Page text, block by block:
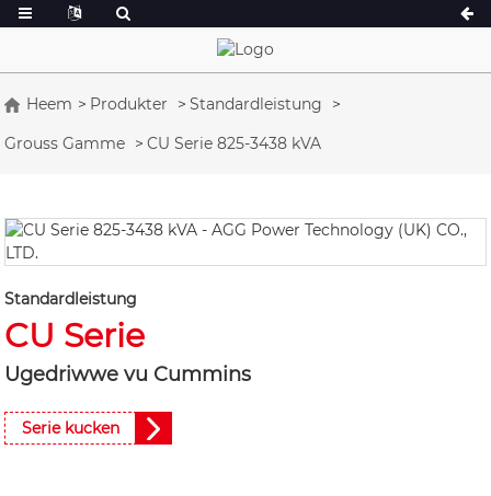
Heem Produkter
Standardleistung
Grouss Gamme
CU Serie 825-3438 kVA
Standardleistung
CU Serie
Ugedriwwe vu Cummins
Serie kucken
A Serie 16,5-150 kVA
P Serie 10-220 kVA
K Sereis 7-49 kVA
V Serie 94-285 kVA
CU Serie 275-